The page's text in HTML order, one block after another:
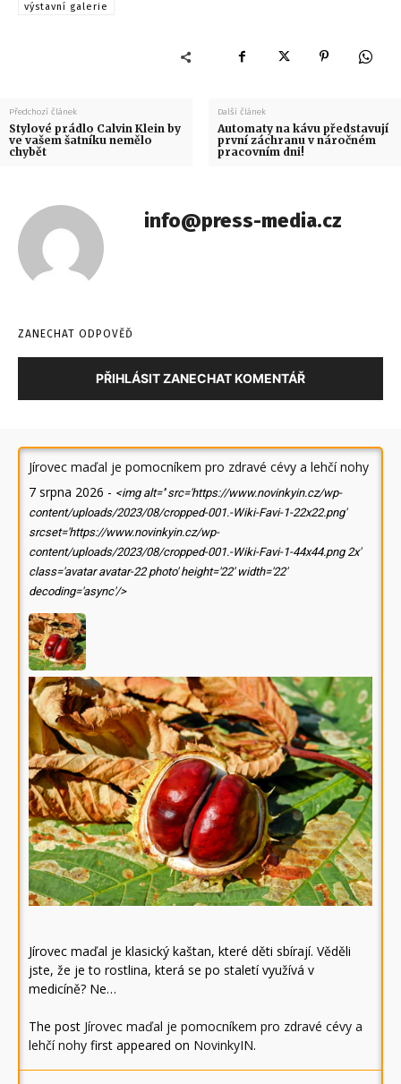
výstavní galerie
Předchozí článek
Stylové prádlo Calvin Klein by
ve vašem šatníku nemělo
chybět
Další článek
Automaty na kávu představují
první záchranu v náročném
pracovním dni!
info@press-media.cz
ZANECHAT ODPOVĚĎ
PŘIHLÁSIT ZANECHAT KOMENTÁŘ
Jírovec maďal je pomocníkem pro zdravé cévy a lehčí nohy
7 srpna 2026 - <img alt='' src='https://www.novinkyin.cz/wp-
content/uploads/2023/08/cropped-001.-Wiki-Favi-1-22x22.png'
srcset='https://www.novinkyin.cz/wp-
content/uploads/2023/08/cropped-001.-Wiki-Favi-1-44x44.png 2x'
class='avatar avatar-22 photo' height='22' width='22'
decoding='async'/>
Jírovec maďal je klasický kaštan, které děti sbírají. Věděli
jste, že je to rostlina, která se po staletí využívá v
medicíně? Ne…
The post Jírovec maďal je pomocníkem pro zdravé cévy a
lehčí nohy first appeared on NovinkyIN.